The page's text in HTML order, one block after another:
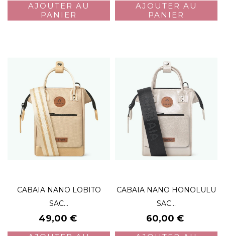
AJOUTER AU
PANIER
AJOUTER AU
PANIER
CABAIA NANO LOBITO
SAC...
Prix
49,00 €
CABAIA NANO HONOLULU
SAC...
Prix
60,00 €